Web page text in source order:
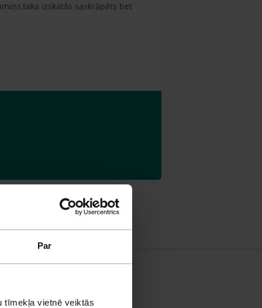
Par
tīmekļa vietnē veiktās
izskatās saskrāpēts bet